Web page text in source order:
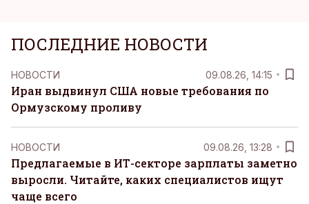
ПОСЛЕДНИЕ НОВОСТИ
НОВОСТИ 09.08.26, 14:15
Иран выдвинул США новые требования по
Ормузскому проливу
НОВОСТИ 09.08.26, 13:28
Предлагаемые в ИТ-секторе зарплаты заметно
выросли. Читайте, каких специалистов ищут
чаще всего